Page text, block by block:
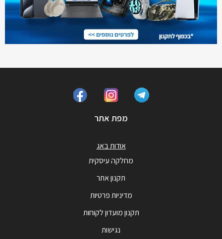
מפת אתר
אודות באג
מחלקה עיסקית
תקנון אתר
מדיניות פרטיות
תקנון מועדון לקוחות
נגישות